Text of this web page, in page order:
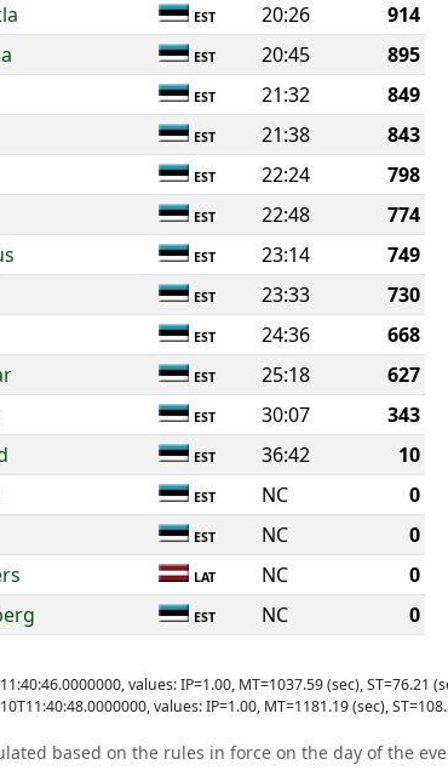
EST 20:26
914
EST 20:45
895
EST 21:32
849
EST 21:38
843
EST 22:24
798
EST 22:48
774
EST 23:14
749
EST 23:33
730
EST 24:36
668
EST 25:18
627
EST 30:07
343
EST 36:42
10
EST NC
0
EST NC
0
LAT NC
0
EST NC 0
values: IP=1.00, MT=1037.59 (sec), ST=76.21
values: IP=1.00, MT=1181.19 (sec),
based on the rules in force on the day of the